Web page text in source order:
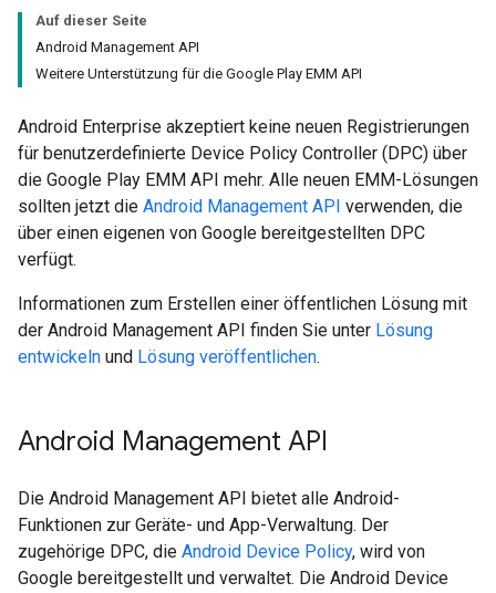
Auf dieser Seite
Android Management API
Weitere Unterstützung für die Google Play EMM API
Android Enterprise akzeptiert keine neuen Registrierungen
für benutzerdefinierte Device Policy Controller (DPC) über
die Google Play EMM API mehr. Alle neuen EMM-Lösungen
sollten jetzt die Android Management API verwenden, die
über einen eigenen von Google bereitgestellten DPC
verfügt.
Informationen zum Erstellen einer öffentlichen Lösung mit
der Android Management API finden Sie unter Lösung
entwickeln und Lösung veröffentlichen.
Android Management API
Die Android Management API bietet alle Android-
Funktionen zur Geräte- und App-Verwaltung. Der
zugehörige DPC, die Android Device Policy, wird von
Google bereitgestellt und verwaltet. Die Android Device